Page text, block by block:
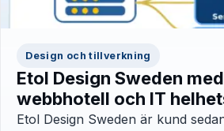
Design och tillverkning
Etol Design Sweden
webbhotell och IT
Etol Design Sweden är kund